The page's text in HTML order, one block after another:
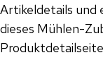
Artikeldetails
dieses Mühlen-